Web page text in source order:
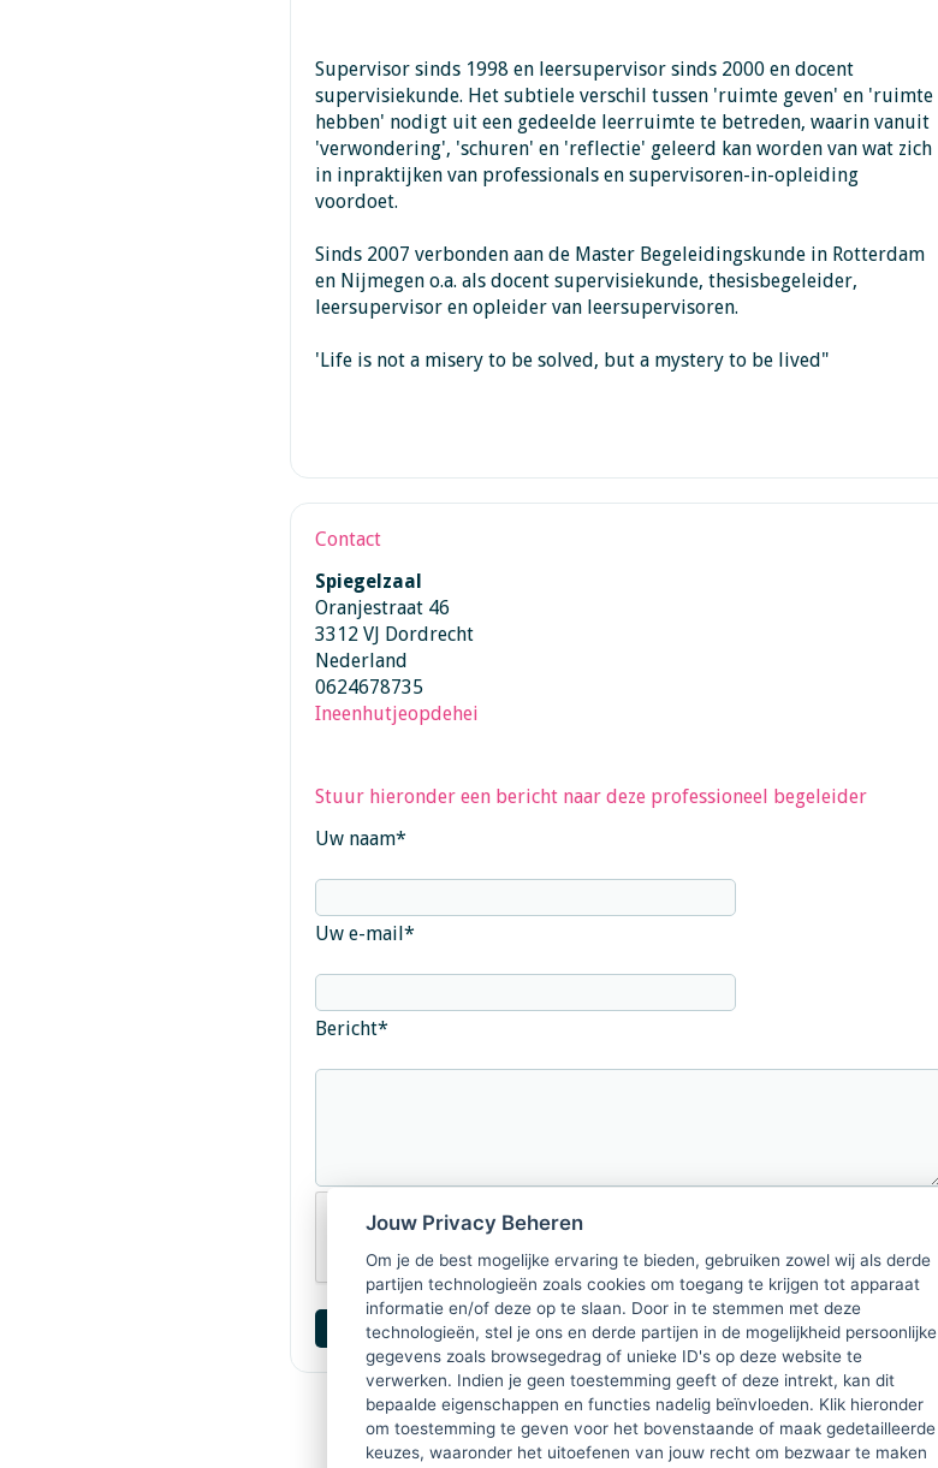
Supervisor sinds 1998 en leersupervisor sinds 2000 en docent
supervisiekunde. Het subtiele verschil tussen 'ruimte geven' en 'ruimte
hebben' nodigt uit een gedeelde leerruimte te betreden, waarin vanuit
'verwondering', 'schuren' en 'reflectie' geleerd kan worden van wat zich
in inpraktijken van professionals en supervisoren-in-opleiding
voordoet.
Sinds 2007 verbonden aan de Master Begeleidingskunde in Rotterdam
en Nijmegen o.a. als docent supervisiekunde, thesisbegeleider,
leersupervisor en opleider van leersupervisoren.
'Life is not a misery to be solved, but a mystery to be lived"
Contact
Spiegelzaal
Oranjestraat 46
3312 VJ Dordrecht
Nederland
0624678735
Ineenhutjeopdehei
Stuur hieronder een bericht naar deze professioneel begeleider
Uw naam*
Uw e-mail*
Bericht*
Jouw Privacy Beheren
Om je de best mogelijke ervaring te bieden, gebruiken zowel wij als derde
partijen technologieën zoals cookies om toegang te krijgen tot apparaat
informatie en/of deze op te slaan. Door in te stemmen met deze
technologieën, stel je ons en derde partijen in de mogelijkheid persoonlijke
gegevens zoals browsegedrag of unieke ID's op deze website te
verwerken. Indien je geen toestemming geeft of deze intrekt, kan dit
bepaalde eigenschappen en functies nadelig beïnvloeden. Klik hieronder
om toestemming te geven voor het bovenstaande of maak gedetailleerde
keuzes, waaronder het uitoefenen van jouw recht om bezwaar te maken